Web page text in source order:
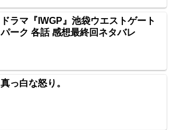
ドラマ『IWGP』池袋ウエストゲート
パーク 各話 感想最終回ネタバレ
真っ白な怒り。